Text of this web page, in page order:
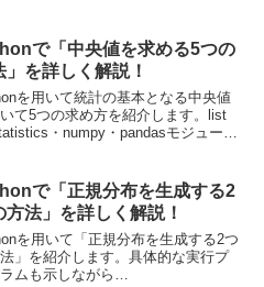
まま使用する方法、④plotlyモジュ
を使用する方法を紹介します。
で「中央値を求める5つの
」を詳しく解説！
を用いて統計の基本となる中央値
て5つの求め方を紹介します。list
・numpy・pandasモジュール
で「正規分布を生成する2
方法」を詳しく解説！
を用いて「正規分布を生成する2つ
」を紹介します。具体的な実行プ
ムも示しながら